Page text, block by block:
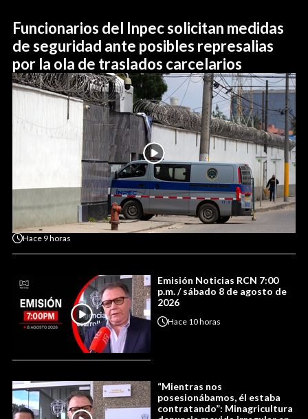
Funcionarios del Inpec solicitan medidas
de seguridad ante posibles represalias
por la ola de traslados carcelarios
Hace 9 horas
Emisión Noticias RCN 7:00
p.m. / sábado 8 de agosto de
2026
Hace 10 horas
“Mientras nos
posesionábamos, él estaba
contratando”: Minagricultura